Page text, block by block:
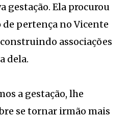
gestação. Ela procurou
pertença no Vicente
associações
dela.
a gestação, lhe
se tornar irmão mais